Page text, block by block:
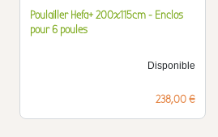
Poulailler Hefa+ 200x115cm - Enclos
pour 6 poules
Disponible
Prix
238,00 €